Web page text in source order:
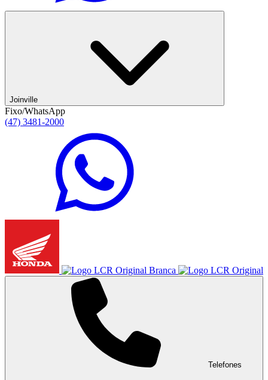
Joinville
Fixo/WhatsApp
(47) 3481-2000
Telefones